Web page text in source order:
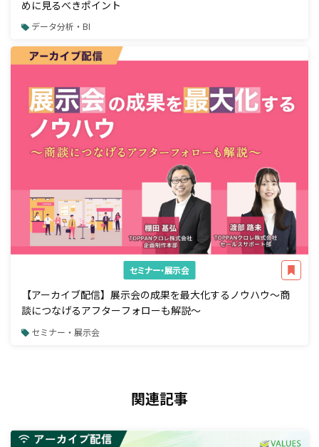
めに見るべきポイント
データ分析・BI
セミナー・展示会
【アーカイブ配信】展示会の成果を最大化するノウハウ～商
談につなげるアフターフォローも解説～
セミナー・展示会
関連記事